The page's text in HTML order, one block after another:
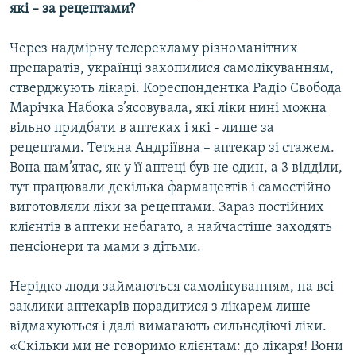
Усі сайти RFE/RL
які – за рецептами?
Через надмірну телерекламу різноманітних
препаратів, українці захопилися самолікуванням,
стверджують лікарі. Кореспондентка Радіо Свобода
Марічка Набока з’ясовувала, які ліки нині можна
вільно придбати в аптеках і які - лише за
рецептами. Тетяна Андріївна – аптекар зі стажем.
Вона пам’ятає, як у її аптеці був не один, а 3 відділи,
тут працювали декілька фармацевтів і самостійно
виготовляли ліки за рецептами. Зараз постійних
клієнтів в аптеки небагато, а найчастіше заходять
пенсіонери та мами з дітьми.
Нерідко люди займаються самолікуванням, на всі
заклики аптекарів порадитися з лікарем лише
відмахуються і далі вимагають сильнодіючі ліки.
«Скільки ми не говоримо клієнтам: до лікаря! Вони